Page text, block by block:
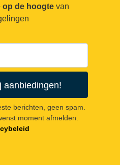
op de hoogte van
aanbiedingen!
berichten, geen spam.
moment afmelden.